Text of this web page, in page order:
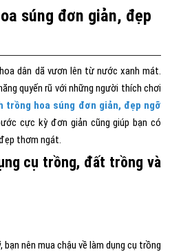
súng đơn giản, đẹp
dân dã vươn lên từ nước xanh mát.
quyến rũ với những người thích chơi
trồng hoa súng đơn giản, đẹp ngỡ
cực kỳ đơn giản cũng giúp bạn có
thơm ngát.
cụ trồng, đất trồng và
nên mua chậu về làm dụng cụ trồng